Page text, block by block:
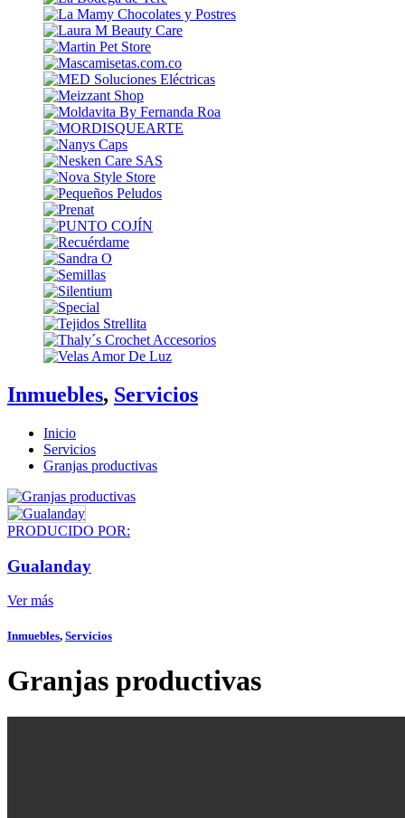
Inmuebles, Servicios
Inicio
Servicios
Granjas productivas
PRODUCIDO POR:
Gualanday
Ver más
Inmuebles, Servicios
Granjas productivas